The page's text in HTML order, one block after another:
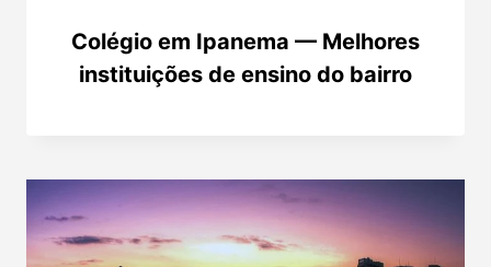
Colégio em Ipanema — Melhores
instituições de ensino do bairro